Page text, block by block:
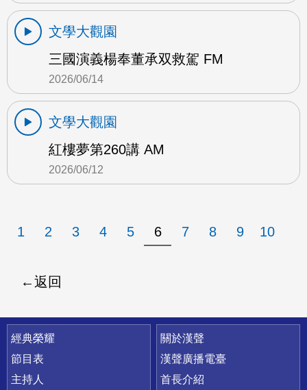
文學大觀園
三國演義楊奉董承双救駕 FM
2026/06/14
文學大觀園
紅樓夢第260講 AM
2026/06/12
1 2 3 4 5 6 7 8 9 10
返回
快速連結
經典榮耀
節目表
主持人
關於漢聲
漢聲廣播電臺
首長介紹